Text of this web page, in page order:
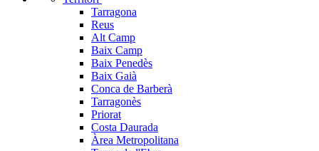
Tarragona
Reus
Alt Camp
Baix Camp
Baix Penedès
Baix Gaià
Conca de Barberà
Tarragonès
Priorat
Costa Daurada
Àrea Metropolitana